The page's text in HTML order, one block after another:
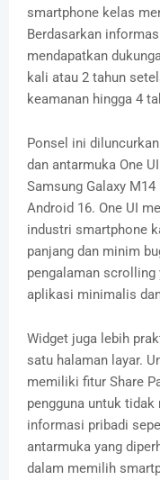
smartphone kelas
Berdasarkan
mendapatkan
kali atau 2 tahun
keamanan hingga 4
Ponsel ini
dan antarmuka One
Samsung Galaxy
Android 16. One UI
industri smartphone
panjang dan minim
pengalaman scrolling
aplikasi minimalis
Widget juga lebih
satu halaman layar.
memiliki fitur Share
pengguna untuk
informasi pribadi
antarmuka yang
dalam memilih